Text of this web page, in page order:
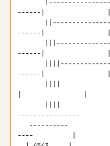
------|                |
------|                |
------|                |
------|                |
|                |
----------------
----          |